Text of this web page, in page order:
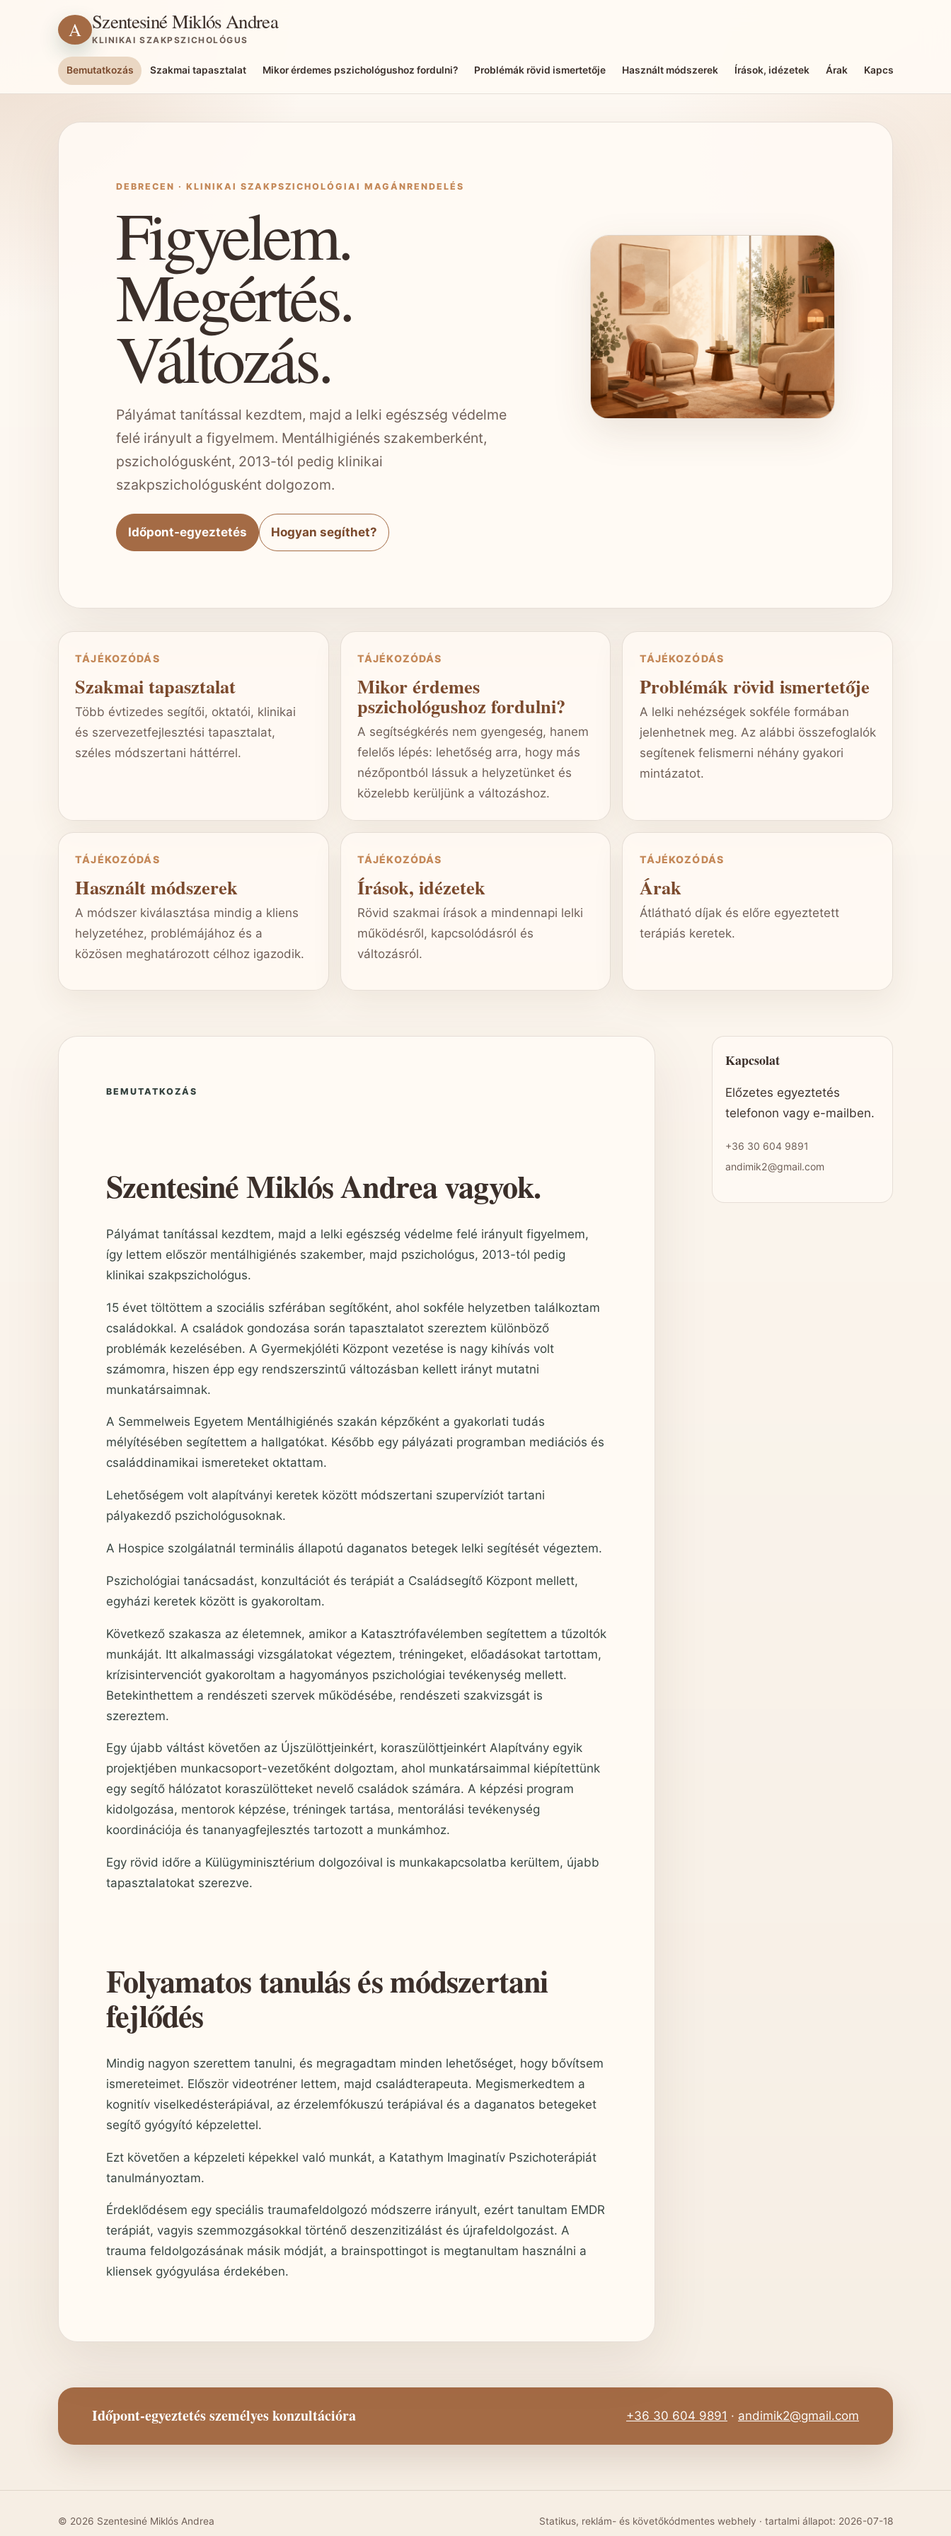
A Szentesiné Miklós Andrea
KLINIKAI SZAKPSZICHOLÓGUS
Bemutatkozás Szakmai tapasztalat Mikor érdemes pszichológushoz fordulni? Problémák rövid ismertetője Használt módszerek Írások, idézetek Árak Kapcsolat
DEBRECEN · KLINIKAI SZAKPSZICHOLÓGIAI MAGÁNRENDELÉS
Figyelem.
Megértés.
Változás.
Pályámat tanítással kezdtem, majd a lelki egészség védelme
felé irányult a figyelmem. Mentálhigiénés szakemberként,
pszichológusként, 2013-tól pedig klinikai
szakpszichológusként dolgozom.
Időpont-egyeztetés Hogyan segíthet?
TÁJÉKOZÓDÁS
Szakmai tapasztalat
Több évtizedes segítői, oktatói, klinikai
és szervezetfejlesztési tapasztalat,
széles módszertani háttérrel.
TÁJÉKOZÓDÁS
Mikor érdemes
pszichológushoz fordulni?
A segítségkérés nem gyengeség, hanem
felelős lépés: lehetőség arra, hogy más
nézőpontból lássuk a helyzetünket és
közelebb kerüljünk a változáshoz.
TÁJÉKOZÓDÁS
Problémák rövid ismertetője
A lelki nehézségek sokféle formában
jelenhetnek meg. Az alábbi összefoglalók
segítenek felismerni néhány gyakori
mintázatot.
TÁJÉKOZÓDÁS
Használt módszerek
A módszer kiválasztása mindig a kliens
helyzetéhez, problémájához és a
közösen meghatározott célhoz igazodik.
TÁJÉKOZÓDÁS
Írások, idézetek
Rövid szakmai írások a mindennapi lelki
működésről, kapcsolódásról és
változásról.
TÁJÉKOZÓDÁS
Árak
Átlátható díjak és előre egyeztetett
terápiás keretek.
BEMUTATKOZÁS
Szentesiné Miklós Andrea vagyok.
Pályámat tanítással kezdtem, majd a lelki egészség védelme felé irányult figyelmem,
így lettem először mentálhigiénés szakember, majd pszichológus, 2013-tól pedig
klinikai szakpszichológus.
15 évet töltöttem a szociális szférában segítőként, ahol sokféle helyzetben találkoztam
családokkal. A családok gondozása során tapasztalatot szereztem különböző
problémák kezelésében. A Gyermekjóléti Központ vezetése is nagy kihívás volt
számomra, hiszen épp egy rendszerszintű változásban kellett irányt mutatni
munkatársaimnak.
A Semmelweis Egyetem Mentálhigiénés szakán képzőként a gyakorlati tudás
mélyítésében segítettem a hallgatókat. Később egy pályázati programban mediációs és
családdinamikai ismereteket oktattam.
Lehetőségem volt alapítványi keretek között módszertani szupervíziót tartani
pályakezdő pszichológusoknak.
A Hospice szolgálatnál terminális állapotú daganatos betegek lelki segítését végeztem.
Pszichológiai tanácsadást, konzultációt és terápiát a Családsegítő Központ mellett,
egyházi keretek között is gyakoroltam.
Következő szakasza az életemnek, amikor a Katasztrófavélemben segítettem a tűzoltók
munkáját. Itt alkalmassági vizsgálatokat végeztem, tréningeket, előadásokat tartottam,
krízisintervenciót gyakoroltam a hagyományos pszichológiai tevékenység mellett.
Betekinthettem a rendészeti szervek működésébe, rendészeti szakvizsgát is
szereztem.
Egy újabb váltást követően az Újszülöttjeinkért, koraszülöttjeinkért Alapítvány egyik
projektjében munkacsoport-vezetőként dolgoztam, ahol munkatársaimmal kiépítettünk
egy segítő hálózatot koraszülötteket nevelő családok számára. A képzési program
kidolgozása, mentorok képzése, tréningek tartása, mentorálási tevékenység
koordinációja és tananyagfejlesztés tartozott a munkámhoz.
Egy rövid időre a Külügyminisztérium dolgozóival is munkakapcsolatba kerültem, újabb
tapasztalatokat szerezve.
Folyamatos tanulás és módszertani
fejlődés
Mindig nagyon szerettem tanulni, és megragadtam minden lehetőséget, hogy bővítsem
ismereteimet. Először videotréner lettem, majd családterapeuta. Megismerkedtem a
kognitív viselkedésterápiával, az érzelemfókuszú terápiával és a daganatos betegeket
segítő gyógyító képzelettel.
Ezt követően a képzeleti képekkel való munkát, a Katathym Imaginatív Pszichoterápiát
tanulmányoztam.
Érdeklődésem egy speciális traumafeldolgozó módszerre irányult, ezért tanultam EMDR
terápiát, vagyis szemmozgásokkal történő deszenzitizálást és újrafeldolgozást. A
trauma feldolgozásának másik módját, a brainspottingot is megtanultam használni a
kliensek gyógyulása érdekében.
Kapcsolat
Előzetes egyeztetés
telefonon vagy e-mailben.
+36 30 604 9891
andimik2@gmail.com
Időpont-egyeztetés személyes konzultációra +36 30 604 9891 · andimik2@gmail.com
© 2026 Szentesiné Miklós Andrea Statikus, reklám- és követőkódmentes webhely · tartalmi állapot: 2026-07-18